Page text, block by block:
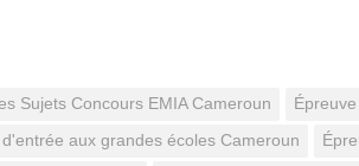
Sujets Concours EMIA Cameroun
aux grandes écoles Cameroun